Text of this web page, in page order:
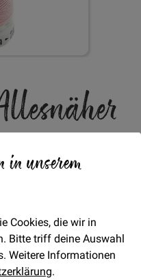
unserem
Cookies, die wir in
Bitte triff deine Auswahl
Weitere Informationen
.
Menge